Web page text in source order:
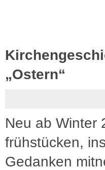
„Ostern“
Neu ab Winter
frühstücken,
Gedanken